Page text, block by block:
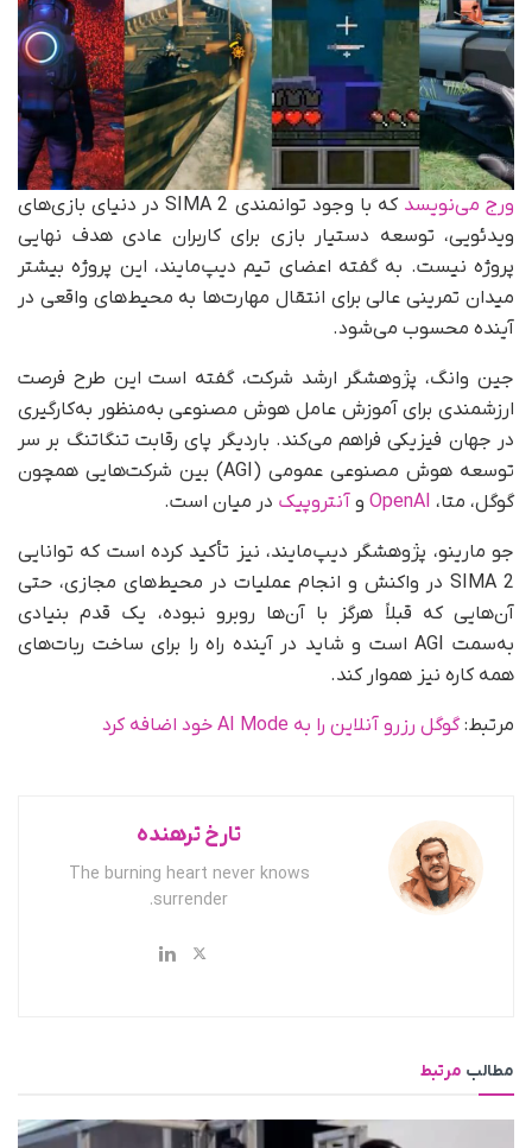
ورج می‌نویسد
که با وجود توانمندی SIMA 2 در دنیای بازی‌های
ویدئویی، توسعه دستیار بازی برای کاربران عادی هدف نهایی
پروژه نیست. به گفته اعضای تیم دیپ‌مایند، این پروژه بیشتر
میدان تمرینی عالی برای انتقال مهارت‌ها به محیط‌های واقعی در
آینده محسوب می‌شود.
جین وانگ، پژوهشگر ارشد شرکت، گفته است این طرح فرصت
ارزشمندی برای آموزش عامل هوش مصنوعی به‌منظور به‌کارگیری
در جهان فیزیکی فراهم می‌کند. باردیگر پای رقابت تنگاتنگ بر سر
توسعه هوش مصنوعی عمومی (AGI) بین شرکت‌هایی همچون
گوگل، متا، OpenAI و آنتروپیک در میان است.
جو مارینو، پژوهشگر دیپ‌مایند، نیز تأکید کرده است که توانایی
SIMA 2 در واکنش و انجام عملیات در محیط‌های مجازی، حتی
آن‌هایی که قبلاً هرگز با آن‌ها روبرو نبوده، یک قدم بنیادی
به‌سمت AGI است و شاید در آینده راه را برای ساخت ربات‌های
همه کاره نیز هموار کند.
مرتبط:گوگل رزرو آنلاین را به AI Mode خود اضافه کرد
تارخ ترهنده
The burning heart never knows
surrender.
مطالب مرتبط